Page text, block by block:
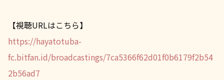
【視聴URLはこちら】
https://hayatotuba-
fc.bitfan.id/broadcastings/7ca5366f62d01f0b6179f2b54
2b56ad7